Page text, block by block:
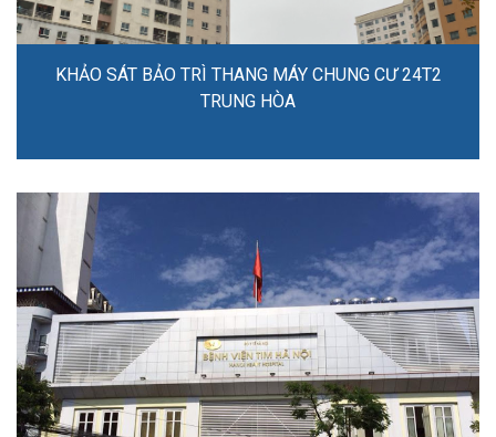
KHẢO SÁT BẢO TRÌ THANG MÁY CHUNG CƯ 24T2
TRUNG HÒA